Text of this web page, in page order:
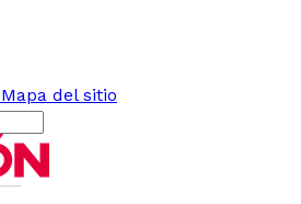
Mapa del sitio